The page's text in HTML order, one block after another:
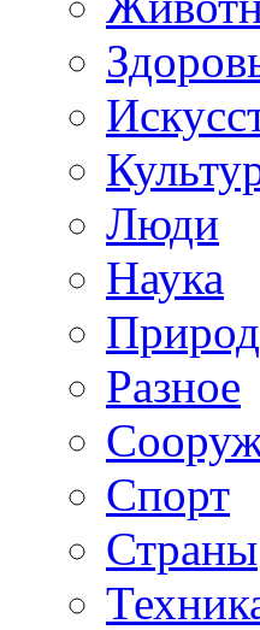
Люди
Наука
Разное
Спорт
Страны